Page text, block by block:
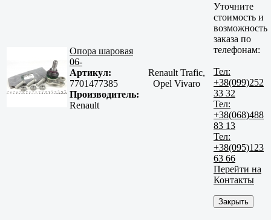
Опора шаровая
06-
Артикул:
7701477385
Производитель:
Renault
Renault Trafic,
Opel Vivaro
Уточните
стоимость и
возможность
заказа по
телефонам:
Тел:
+38(099)252
33 32
Тел:
+38(068)488
83 13
Тел:
+38(095)123
63 66
Перейти на
Контакты
Закрыть